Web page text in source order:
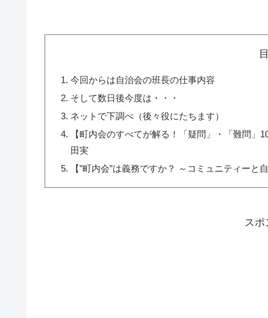
今回からは自治会の班長の仕事内容
そして数日後今度は・・・
ネットで下調べ（後々役にたちます）
【町内会のすべてが解る！「疑問」・「難問
田実
【”町内会”は義務ですか？ ～コミュニティーと
ス